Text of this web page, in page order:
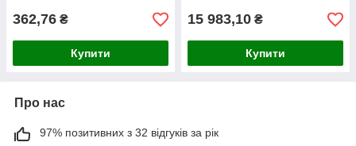
362,76 ₴
Купити
15 983,10 ₴
Купити
Про нас
97% позитивних з 32 відгуків за рік